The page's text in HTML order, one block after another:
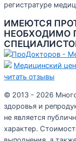
регистратуре
ИМЕЮТСЯ
НЕОБХОДИМО
Медицинский
читать отзывы
© 2013 - 2026
здоровья и
не является
характер.